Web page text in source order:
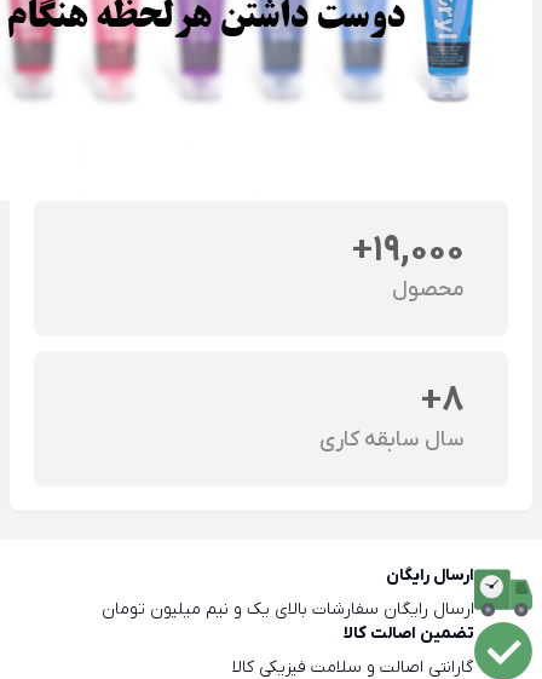
19,000+
محصول
8+
سال سابقه کاری
ارسال رایگان
ارسال رایگان سفارشات بالای یک و نیم میلیون تومان
تضمین اصالت کالا
گارانتی اصالت و سلامت فیزیکی کالا